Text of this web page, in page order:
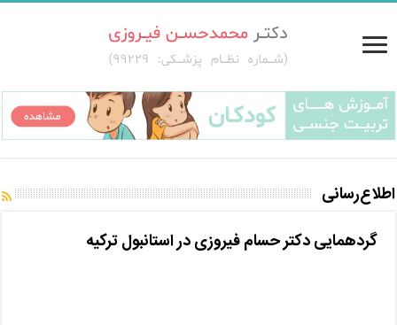
اطلاع‌رسانی
گردهمایی دکتر حسام فیروزی در استانبول ترکیه